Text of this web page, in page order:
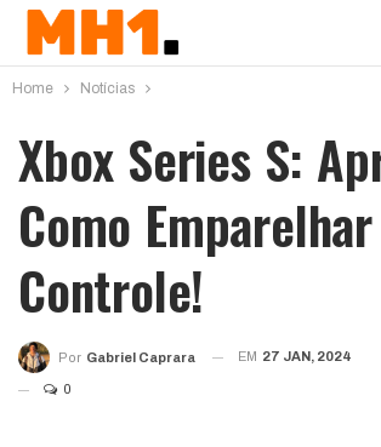
Home Notícias
Xbox Series S:
Como Emparelhar
Controle!
Por Gabriel Caprara EM 27 JAN, 2024
0